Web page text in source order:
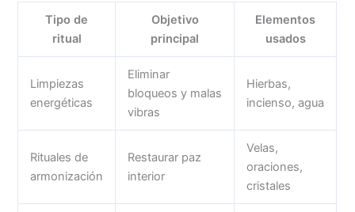
Tipo de
ritual
Objetivo
principal
Elementos
usados
Limpiezas
energéticas
Eliminar
bloqueos y malas
vibras
Hierbas,
incienso, agua
Rituales de
armonización
Restaurar paz
interior
Velas,
oraciones,
cristales